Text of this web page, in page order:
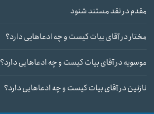
مقدمدرنقد مستند شنود
مختاردرآقای بیات کیست و چه ادعاهایی دارد؟
موسویهدرآقای بیات کیست و چه ادعاهایی دارد؟
نازنیندرآقای بیات کیست و چه ادعاهایی دارد؟